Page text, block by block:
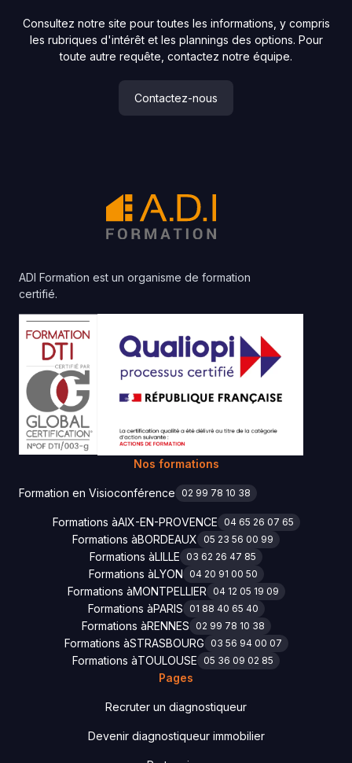
Consultez notre site pour toutes les informations, y compris
les rubriques d'intérêt et les plannings des options. Pour
toute autre requête, contactez notre équipe.
Contactez-nous
ADI Formation est un organisme de formation
certifié.
Nos formations
Formation en Visioconférence 02 99 78 10 38
Formations àAIX-EN-PROVENCE 04 65 26 07 65
Formations àBORDEAUX 05 23 56 00 99
Formations àLILLE 03 62 26 47 85
Formations àLYON 04 20 91 00 50
Formations àMONTPELLIER 04 12 05 19 09
Formations àPARIS 01 88 40 65 40
Formations àRENNES 02 99 78 10 38
Formations àSTRASBOURG 03 56 94 00 07
Formations àTOULOUSE 05 36 09 02 85
Pages
Recruter un diagnostiqueur
Devenir diagnostiqueur immobilier